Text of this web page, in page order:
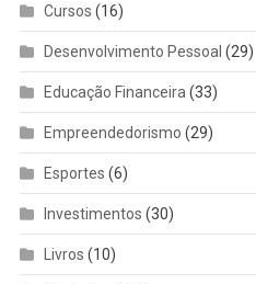
Cursos (16)
Desenvolvimento Pessoal (29)
Educação Financeira (33)
Empreendedorismo (29)
Esportes (6)
Investimentos (30)
Livros (10)